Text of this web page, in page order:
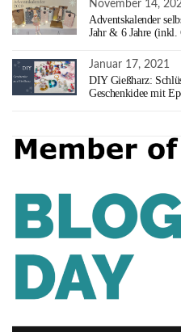
November 14,
Adventskalender
Jahr & 6 Jahre (inkl.
Januar 17, 2021
DIY Gießharz:
Geschenkidee mit